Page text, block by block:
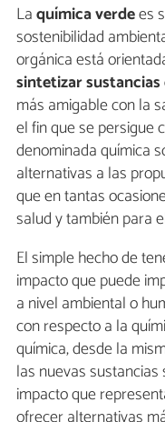
Laquímica verdees
sostenibilidad
orgánica está
sintetizar
más amigable con la
el fin que se persigue
denominada química
alternativas a las
que en tantas
salud y también para
El simple hecho de
impacto que puede
a nivel ambiental o
con respecto a la
química, desde la
las nuevas
impacto que